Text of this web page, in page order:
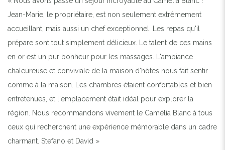
Jean-Marie, le propriétaire, est non seulement extrêmement
accueillant, mais aussi un chef exceptionnel. Les repas qu'il
prépare sont tout simplement délicieux. Le talent de ces mains
en or est un pur bonheur pour les massages. L'ambiance
chaleureuse et conviviale de la maison d'hôtes nous fait sentir
comme à la maison. Les chambres étaient confortables et bien
entretenues, et l'emplacement était idéal pour explorer la
région. Nous recommandons vivement le Camélia Blanc à tous
ceux qui recherchent une expérience mémorable dans un cadre
charmant. Stefano et David »